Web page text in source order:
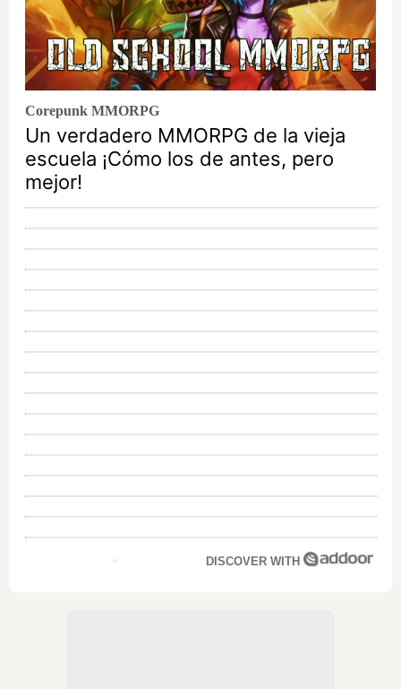
Corepunk MMORPG
Un verdadero MMORPG de la vieja
escuela ¡Cómo los de antes, pero
mejor!
DISCOVER WITH